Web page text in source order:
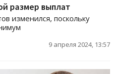
размер выплат
изменился, поскольку
9 апреля 2024, 13:57